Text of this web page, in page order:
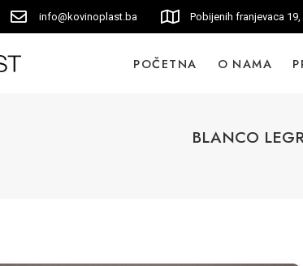
info@kovinoplast.ba Pobijenih franjevaca
POČETNA O NAMA
BLANCO